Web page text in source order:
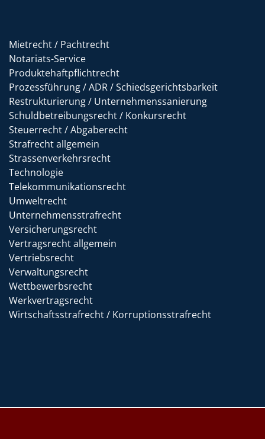
Mietrecht / Pachtrecht
Notariats-Service
Produktehaftpflichtrecht
Prozessführung / ADR / Schiedsgerichtsbarkeit
Restrukturierung / Unternehmenssanierung
Schuldbetreibungsrecht / Konkursrecht
Steuerrecht / Abgaberecht
Strafrecht allgemein
Strassenverkehrsrecht
Technologie
Telekommunikationsrecht
Umweltrecht
Unternehmensstrafrecht
Versicherungsrecht
Vertragsrecht allgemein
Vertriebsrecht
Verwaltungsrecht
Wettbewerbsrecht
Werkvertragsrecht
Wirtschaftsstrafrecht / Korruptionsstrafrecht